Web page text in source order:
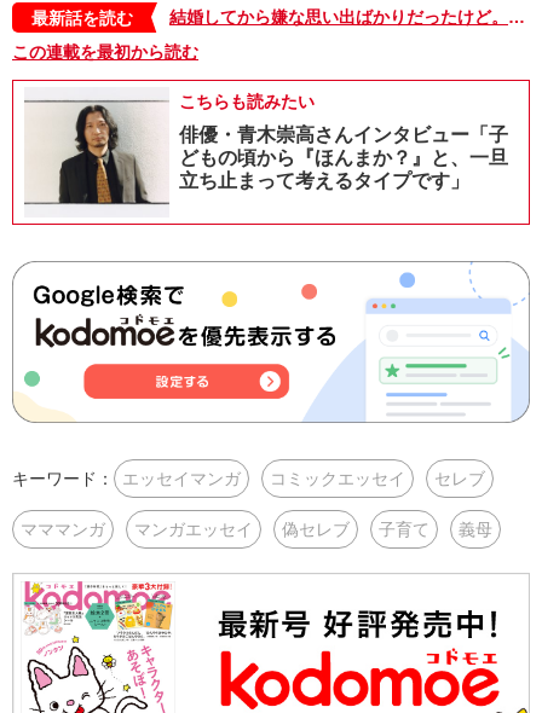
最新話を読む
結婚してから嫌な思い出ばかりだったけど。義母との二世帯生活は続く…【私の義母は偽セレブ・最終話】
この連載を最初から読む
こちらも読みたい
俳優・青木崇高さんインタビュー「子
どもの頃から『ほんまか？』と、一旦
立ち止まって考えるタイプです」
キーワード： エッセイマンガ コミックエッセイ セレブ
マママンガ マンガエッセイ 偽セレブ 子育て 義母